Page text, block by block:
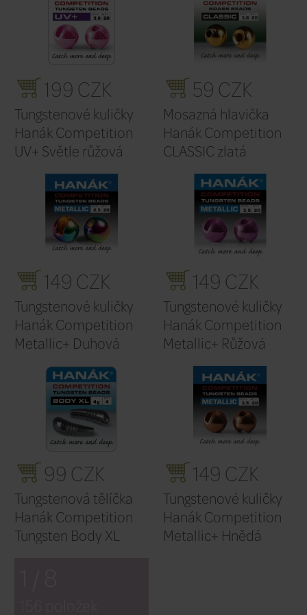
Hanák Competition
RS+ Stříbrná
Hanák
199 CZK
Tungstenové kuličky
Hanák Competition
UV+ FLUO
Starorůžová
Hanák
RS+
199 CZK
Tungstenové kuličky